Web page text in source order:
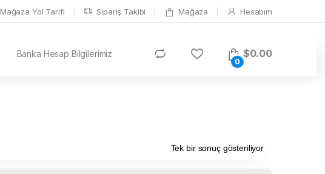
Mağaza Yol Tarifi Sipariş Takibi Mağaza Hesabım
Banka Hesap Bilgilerimiz
0
$0.00
Tek bir sonuç gösteriliyor